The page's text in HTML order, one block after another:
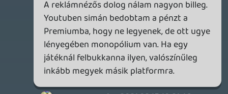
Ezekre az emberekre kell lőni és onnantól,
hogy a tévékben elérhető lesz az app,
onnantól remélhetőleg megtalálja majd a
közönségét. Nem mondom, hogy nincs
őrületes munka előttük, de én _egyelőre_
nem látom még annyira borúsan a
helyzetet.
5241451 2021.02.12 18:34:30